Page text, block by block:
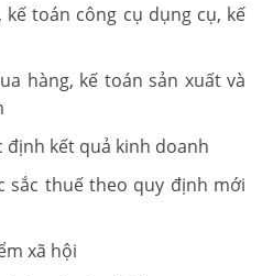
toán công cụ dụng cụ, kế
hàng, kế toán sản xuất và
định kết quả kinh doanh
sắc thuế theo quy định mới
xã hội